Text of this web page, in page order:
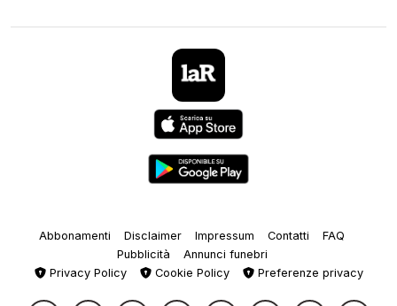
Abbonamenti Disclaimer Impressum Contatti
FAQ
Pubblicità
Annunci funebri
Privacy Policy
Cookie Policy Preferenze privacy